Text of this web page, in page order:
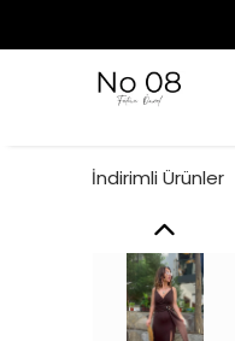
İndirimli Ürünler